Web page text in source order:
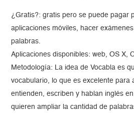
¿Gratis?: gratis pero se puede pagar
aplicaciones móviles, hacer
palabras.
Aplicaciones disponibles: web, OS X,
Metodología: La idea de Vocabla es
vocabulario, lo que es excelente para
entienden, escriben y hablan inglés
quieren ampliar la cantidad de